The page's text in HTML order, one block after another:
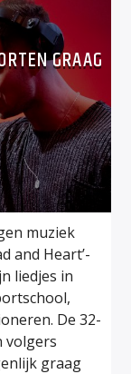
GRAAG
muziek
and Heart’-
liedjes in
De 32-
volgers
graag